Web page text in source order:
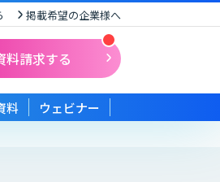
掲載希望の企業様へ
料請求する
料 ウェビナー